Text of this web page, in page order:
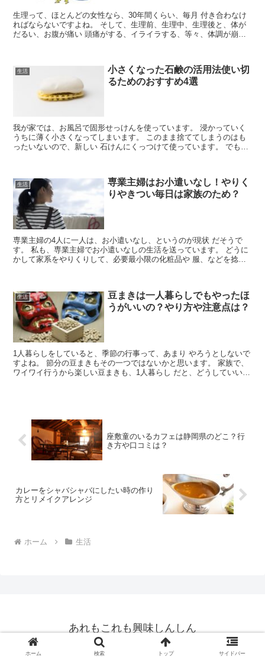
生理って、ほとんどの女性なら、30年間くらい、毎月 付き合わなけ
ればならないですよね。 そして、生理前、生理中、生理後と、体が
だるい、お腹が痛い 頭痛がする、イライラする、等々、体調が崩れ
生活
小さくなった石鹸の活用法使い切
るためのおすすめ4選
我が家では、お風呂で固形せっけんを使っています。 浸かっていく
うちに薄く小さくなってしまいます。 このまま捨ててしまうのはも
ったいないので、新しい 石けんにくっつけて使っています。 でも、
生活
専業主婦はお小遣いなし！やりく
りやきつい毎日は家族のため？
専業主婦の4人に一人は、お小遣いなし、というのが現状 だそうで
す。 私も、専業主婦でお小遣いなしの生活を送っています。 どうに
かして家系をやりくりして、必要最小限の化粧品や 服、などを捻出
生活
豆まきは一人暮らしでもやったほ
うがいいの？やり方や注意点は？
1人暮らしをしていると、季節の行事って、あまり やろうとしないで
すよね。 節分の豆まきもその一つではないかと思います。 家族で、
ワイワイ行うから楽しい豆まきも、1人暮らし だと、どうしていいの
座敷童のいるカフェは静岡県のどこ？行
き方や口コミは？
カレーをシャバシャバにしたい時の作り
方とリメイクアレンジ
ホーム 生活
あれもこれも興味しんしん
© 2018 あれもこれも興味しんしん.
ホーム 検索 トップ サイドバー